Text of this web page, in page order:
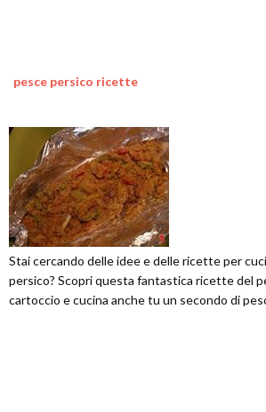
pesce persico ricette
Stai cercando delle idee e delle ricette per
persico? Scopri questa fantastica ricette del
cartoccio e cucina anche tu un secondo di